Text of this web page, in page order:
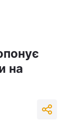
на